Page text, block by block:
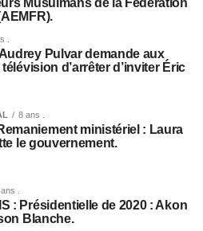
Musulmans de la Fédération
.
Pulvar demande aux
d’arrêter d’inviter Éric
8 ans .
ministériel : Laura
le gouvernement.
.
: Présidentielle de 2020 : Akon
Blanche.